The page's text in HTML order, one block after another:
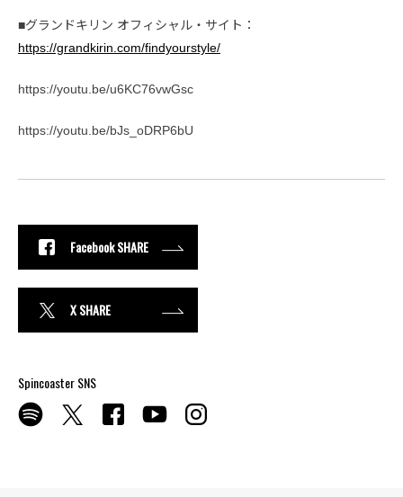
■グランドキリン オフィシャル・サイト：
https://grandkirin.com/findyourstyle/
https://youtu.be/u6KC76vwGsc
https://youtu.be/bJs_oDRP6bU
Facebook SHARE
X SHARE
Spincoaster SNS